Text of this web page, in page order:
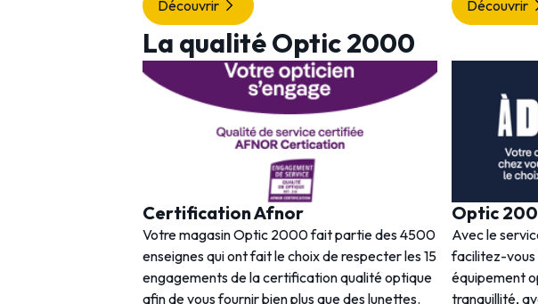
Découvrir Découvrir
La qualité Optic 2000
Certification Afnor
Votre magasin Optic 2000 fait partie des 4500
enseignes qui ont fait le choix de respecter les 15
engagements de la certification qualité optique
afin de vous fournir bien plus que des lunettes.
Optic
Avec le
facilitez-vous
équipement
tranquillité,